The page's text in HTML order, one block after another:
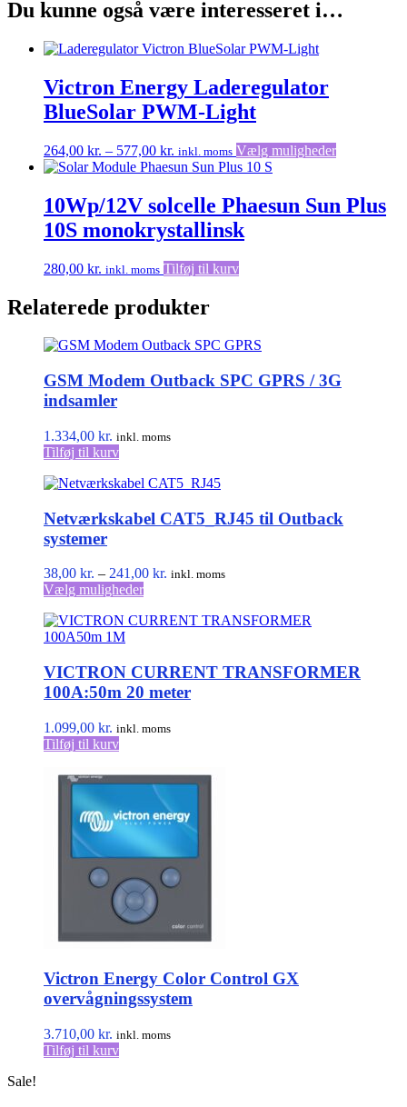
Du kunne også være interesseret i…
Victron Energy Laderegulator
BlueSolar PWM-Light
264,00 kr. – 577,00 kr. Prisinterval:
264,00 kr.
577,00 kr.
inkl. moms Vælg mulighederDette
flere
varianter.
10Wp/12V solcelle Phaesun Sun Plus
10S monokrystallinsk
280,00 kr. inkl. moms Tilføj til kurv
Relaterede produkter
GSM Modem Outback SPC GPRS / 3G
indsamler
1.334,00 kr. inkl. moms
Tilføj til kurv
Netværkskabel CAT5_RJ45 til Outback
systemer
38,00 kr. – 241,00 kr. Prisinterval:
241,00 kr.
inkl. moms
Vælg mulighederDette
har
Mulighederne
kan
vælges
varesiden
VICTRON CURRENT TRANSFORMER
100A:50m 20 meter
1.099,00 kr. inkl. moms
Tilføj til kurv
Victron Energy Color Control GX
overvågningssystem
3.710,00 kr. inkl. moms
Tilføj til kurv
Sale!